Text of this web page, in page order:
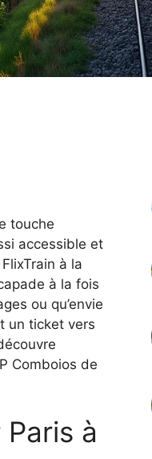
touche
accessible et
à la
à la fois
ou qu’envie
un ticket vers
Comboios de
à